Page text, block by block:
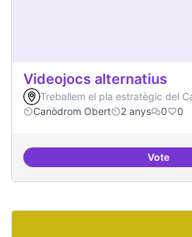
Videojocs alternatius
Treballem el pla estratègic del
Canòdrom Obert
2 anys 0 0
Vote